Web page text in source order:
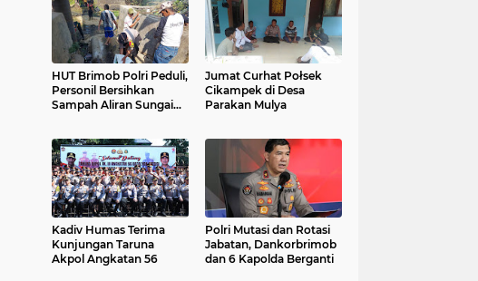
HUT Brimob Polri Peduli,
Personil Bersihkan
Sampah Aliran Sungai
Jumat Curhat Połsek
Cikampek di Desa
Parakan Mulya
Kadiv Humas Terima
Kunjungan Taruna
Akpol Angkatan 56
Polri Mutasi dan Rotasi
Jabatan, Dankorbrimob
dan 6 Kapolda Berganti